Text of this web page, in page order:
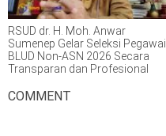
RSUD dr. H. Moh. Anwar
Sumenep Gelar Seleksi Pegawai
BLUD Non-ASN 2026 Secara
Transparan dan Profesional
COMMENT